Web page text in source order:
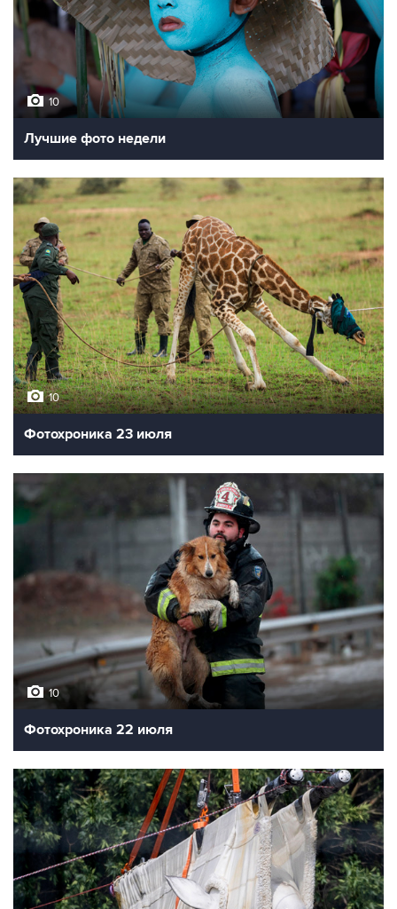
10
Лучшие фото недели
10
Фотохроника 23 июля
10
Фотохроника 22 июля